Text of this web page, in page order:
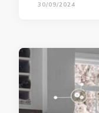
30/09/2024